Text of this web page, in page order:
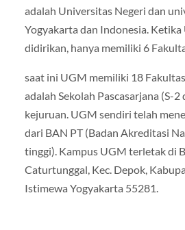
adalah Universitas Negeri dan
Yogyakarta dan Indonesia.
didirikan, hanya memiliki 6
saat ini UGM memiliki 18
adalah Sekolah Pascasarjana (S-2
kejuruan. UGM sendiri telah
dari BAN PT (Badan Akreditasi
tinggi). Kampus UGM terletak di
Caturtunggal, Kec. Depok,
Istimewa Yogyakarta 55281.